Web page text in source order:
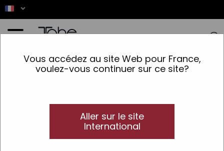
Vous accédez au site Web pour France,
voulez-vous continuer sur ce site?
Aller sur le site
International
>Cheveux >Type de produit > Revitalisants sans rinçage >Après-
shampooing instantané préventif scolaire KIDS Protect 2-PHASE